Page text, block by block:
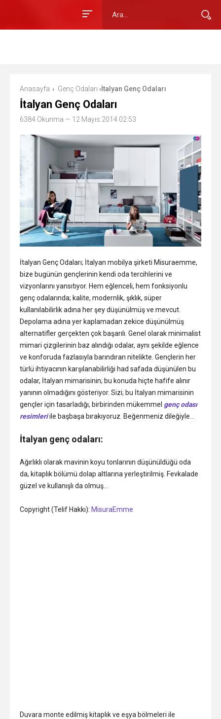
Anasayfa › Genç Odaları ›İtalyan Genç Odaları
İtalyan Genç Odaları
6384 Okunma — 12 Mayıs 2014 02:53
İtalyan Genç Odaları; İtalyan mobilya şirketi Misuraemme,
bize bugünün gençlerinin kendi oda tercihlerini ve
vizyonlarını yansıtıyor. Hem eğlenceli, hem fonksiyonlu
genç odalarında; kalite, modernlik, şıklık, süper
kullanılabilirlik adına her şey düşünülmüş ve mevcut.
Depolama adına yer kaplamadan zekice düşünülmüş
alternatifler gerçekten çok başarılı. Genel olarak minimalist
mimari çizgilerinin baz alındığı odalar, aynı şekilde eğlence
ve konforuda fazlasıyla barındıran nitelikte. Gençlerin her
türlü ihtiyacının karşılanabilirliği had safada düşünülen bu
odalar, İtalyan mimarisinin; bu konuda hiçte hafife alınır
yanının olmadığını gösteriyor. Sizi; bu İtalyan mimarisinin
gençler için tasarladığı, birbirinden mükemmel genç odası
resimleriile başbaşa bırakıyoruz. Beğenmeniz dileğiyle…
İtalyan genç odaları:
Ağırlıklı olarak mavinin koyu tonlarının düşünüldüğü oda
da, kitaplık bölümü dolap altlarına yerleştirilmiş. Fevkalade
güzel ve kullanışlı da olmuş…
Copyright (Telif Hakkı): MisuraEmme
Duvara monte edilmiş kitaplık ve eşya bölmeleri ile